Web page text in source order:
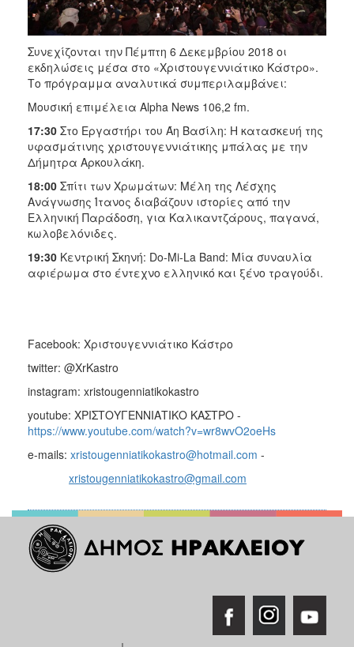
ΤΟΠΟΣ
ΠΟΛΙΤΙΣΜΟΣ
ΑΝΘΕΚΤΙΚΗ
ΠΟΛΗ
Συνεχίζονται την Πέμπτη 6 Δεκεμβρίου 2018 οι
εκδηλώσεις μέσα στο «Χριστουγεννιάτικο Κάστρο».
Το πρόγραμμα αναλυτικά συμπεριλαμβάνει:
Μουσική επιμέλεια Alpha News 106,2 fm.
17:30 Στο Εργαστήρι του Άη Βασίλη: Η κατασκευή της
υφασμάτινης χριστουγεννιάτικης μπάλας με την
Δήμητρα Αρκουλάκη.
18:00 Σπίτι των Χρωμάτων: Μέλη της Λέσχης
Ανάγνωσης Ίτανος διαβάζουν ιστορίες από την
Ελληνική Παράδοση, για Καλικαντζάρους, παγανά,
κωλοβελόνιδες.
19:30 Κεντρική Σκηνή: Do-Mi-La Band: Μία συναυλία
αφιέρωμα στο έντεχνο ελληνικό και ξένο τραγούδι.
Facebook: Χριστουγεννιάτικο Κάστρο
twitter: @XrKastro
instagram: xristougenniatikokastro
youtube: ΧΡΙΣΤΟΥΓΕΝΝΙΑΤΙΚΟ ΚΑΣΤΡΟ -
https://www.youtube.com/watch?v=wr8wvO2oeHs
e-mails: xristougenniatikokastro@hotmail.com -
xristougenniatikokastro@gmail.com